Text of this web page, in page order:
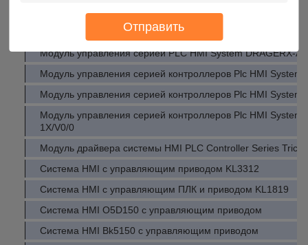
Отправить
Модуль управления серией PLC HMI System DRAGERX-
Модуль управления серией контроллеров Plc HMI System
Модуль управления серией контроллеров Plc HMI System
Модуль управления серией контроллеров Plc HMI System
1X/V0/0
Модуль драйвера системы HMI PLC Controller Series
Система HMI с управляющим приводом KL3312
Система HMI с управляющим ПЛК и приводом KL1819
Система HMI O5D150 с управляющим приводом
Система HMI Bk5150 с управляющим приводом